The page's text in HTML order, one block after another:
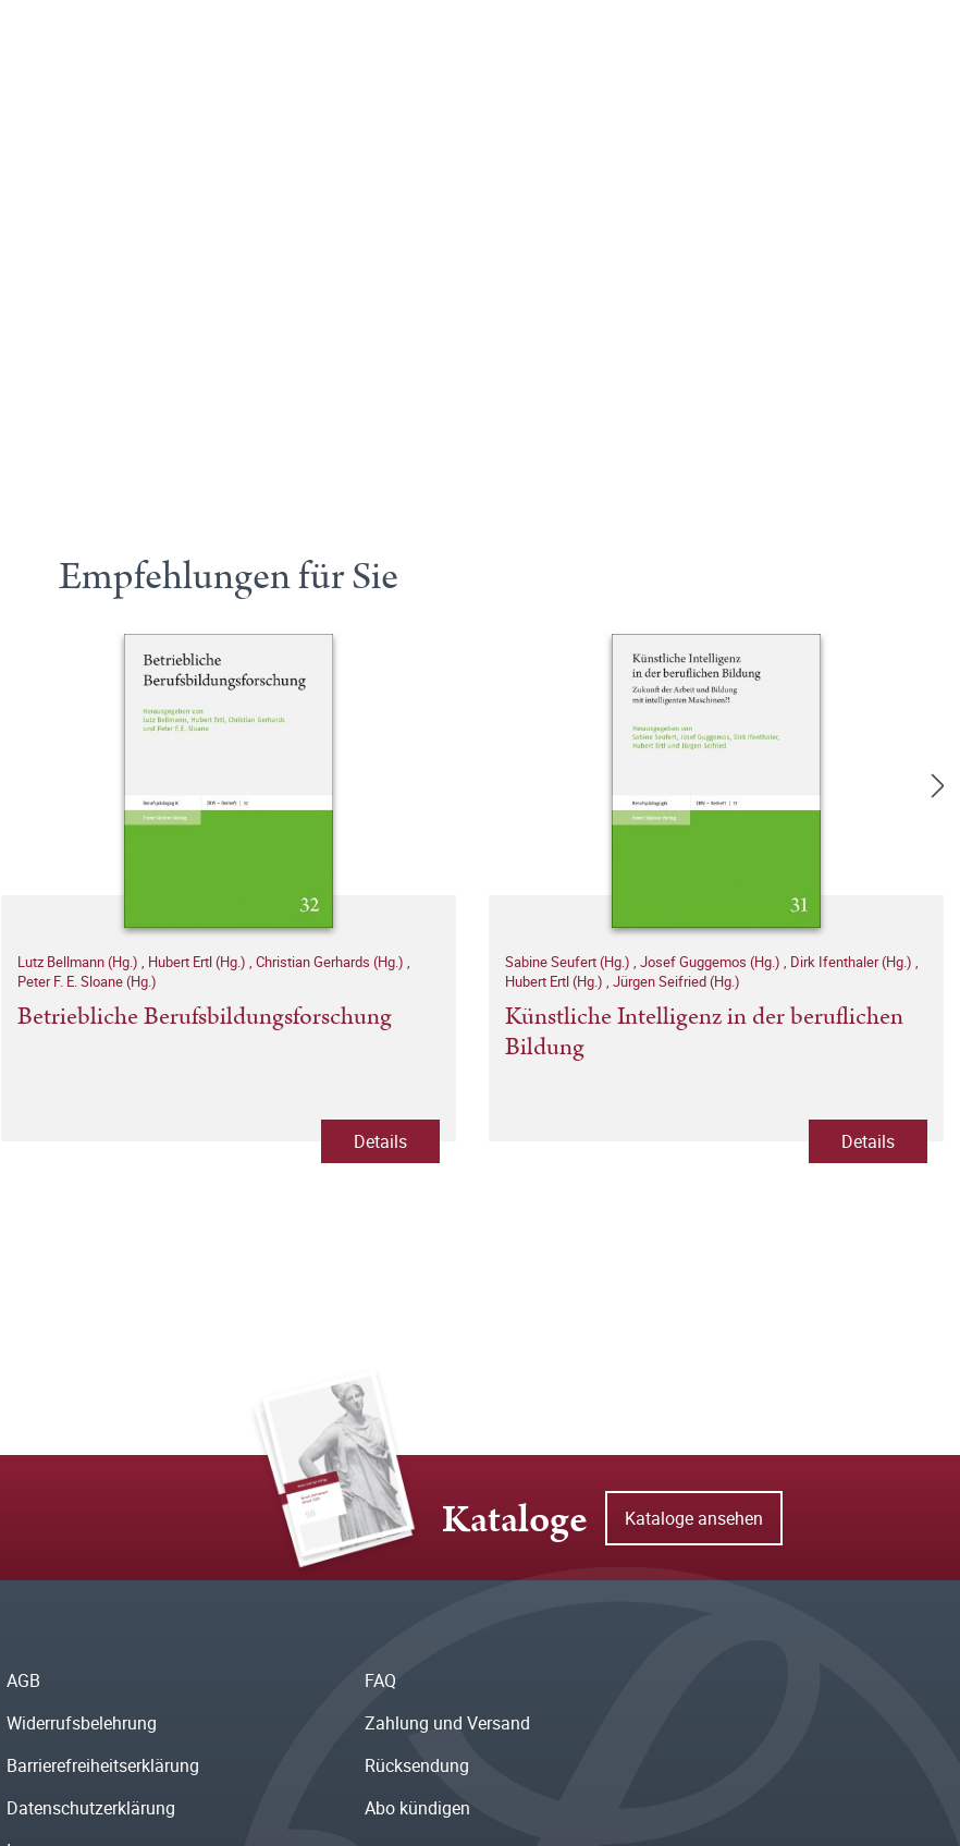
Empfehlungen für Sie
Lutz Bellmann (Hg.) , Hubert Ertl (Hg.) , Christian Gerhards (Hg.) ,
Peter F. E. Sloane (Hg.)
Betriebliche Berufsbildungsforschung
Details
Sabine Seufert (Hg.) , Josef Guggemos (Hg.) , Dirk Ifenthaler (Hg.) ,
Hubert Ertl (Hg.) , Jürgen Seifried (Hg.)
Künstliche Intelligenz in der beruflichen
Bildung
Details
Kataloge Kataloge ansehen
AGB
Widerrufsbelehrung
Barrierefreiheitserklärung
Datenschutzerklärung
FAQ
Zahlung und Versand
Rücksendung
Abo kündigen